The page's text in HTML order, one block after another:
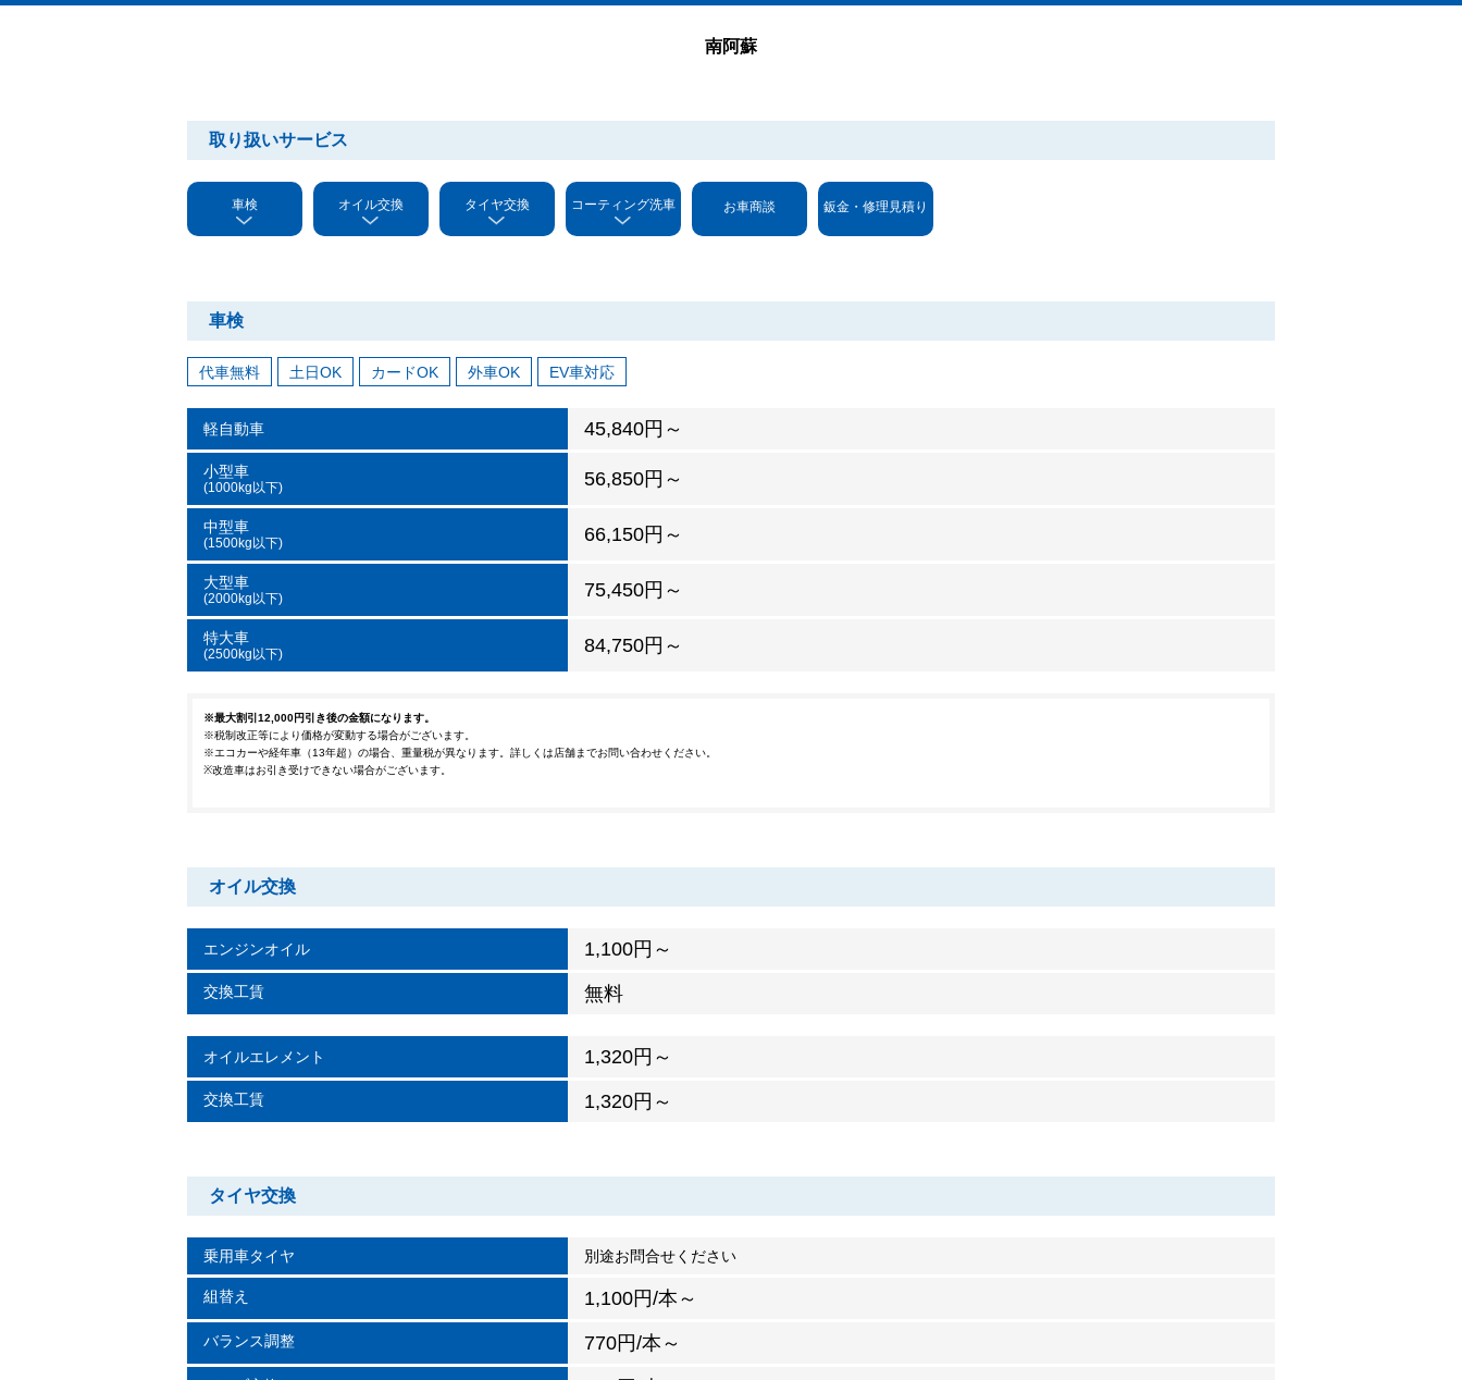
南阿蘇
取り扱いサービス
車検 オイル交換 タイヤ交換 コーティング洗車 お車商談 鈑金・修理見積り
車検
代車無料 土日OK カードOK 外車OK EV車対応
軽自動車 45,840円～
小型車
(1000kg以下) 56,850円～
中型車
(1500kg以下) 66,150円～
大型車
(2000kg以下) 75,450円～
特大車
(2500kg以下) 84,750円～
※最大割引12,000円引き後の金額になります。
※税制改正等により価格が変動する場合がございます。
※エコカーや経年車（13年超）の場合、重量税が異なります。詳しくは店舗までお問い合わせください。
※改造車はお引き受けできない場合がございます。
オイル交換
エンジンオイル 1,100円～
交換工賃 無料
オイルエレメント 1,320円～
交換工賃 1,320円～
タイヤ交換
乗用車タイヤ 別途お問合せください
組替え 1,100円/本～
バランス調整 770円/本～